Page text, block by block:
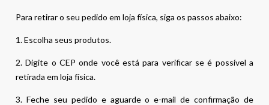
Para retirar o seu pedido em loja física, siga os passos abaixo:
1. Escolha seus produtos.
2. Digite o CEP onde você está para verificar se é possível a
retirada em loja física.
3. Feche seu pedido e aguarde o e-mail de confirmação de